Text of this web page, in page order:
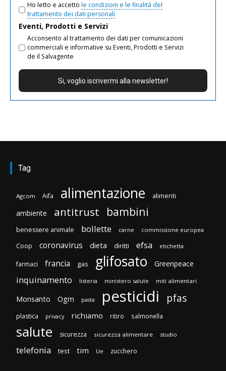
Ho letto e accetto le condizioni e le finalità del
trattamento dei dati personali
Eventi, Prodotti e Servizi
Acconsento al trattamento dei dati per comunicazioni
commerciali e informative su Eventi, Prodotti e Servizi
de il Salvagente
Tag
Agcom Aifa alimentazione alimenti
ambiente antitrust bambini
benessere animale bollette carne commissione europea
Coop coronavirus dieta diritti efsa etichetta
farmaci francia gas glifosato Greenpeace
inquinamento listeria ministero salute miti alimentari
Monsanto Ogm pasta pesticidi pfas
plastica privacy richiamo ritiro salmonella
salute sicurezza sicurezza alimentare studio
telefonia test tim Ue zucchero